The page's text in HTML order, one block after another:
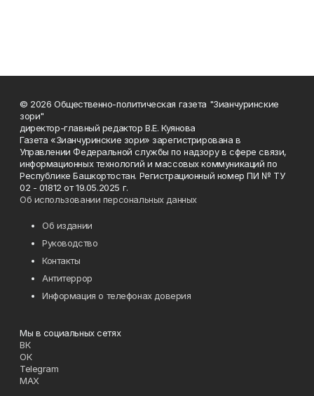
© 2026 Общественно-политическая газета "Зианчуринские
зори"
директор-главный редактор В.Е. Куянова
Газета «Зианчуринские зори» зарегистрирована в
Управлении Федеральной службы по надзору в сфере связи,
информационных технологий и массовых коммуникаций по
Республике Башкортостан. Регистрационный номер ПИ № ТУ
02 - 01812 от 19.05.2025 г.
Об использовании персональных данных
Об издании
Руководство
Контакты
Антитеррор
Информация о телефонах доверия
Мы в социальных сетях
ВК
ОК
Telegram
MAX